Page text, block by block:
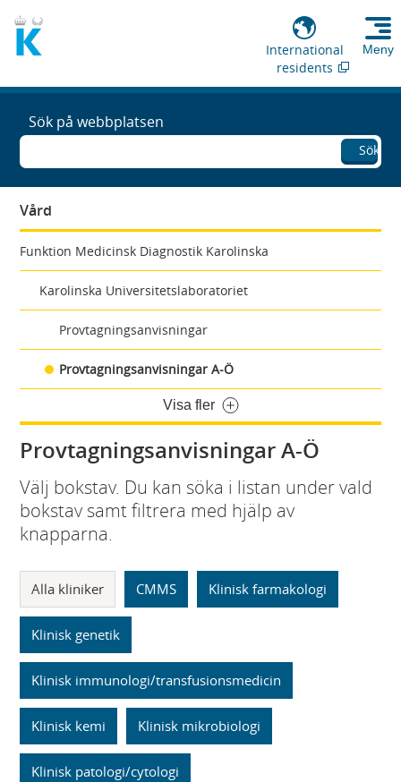
International
residents
Meny
Sök på webbplatsen
Sök
Vård
Funktion Medicinsk Diagnostik Karolinska
Karolinska Universitetslaboratoriet
Provtagningsanvisningar
Provtagningsanvisningar A-Ö
Visa fler
Provtagningsanvisningar A-Ö
Välj bokstav. Du kan söka i listan under vald
bokstav samt filtrera med hjälp av
knapparna.
Alla kliniker CMMS Klinisk farmakologi
Klinisk genetik
Klinisk immunologi/transfusionsmedicin
Klinisk kemi Klinisk mikrobiologi
Klinisk patologi/cytologi